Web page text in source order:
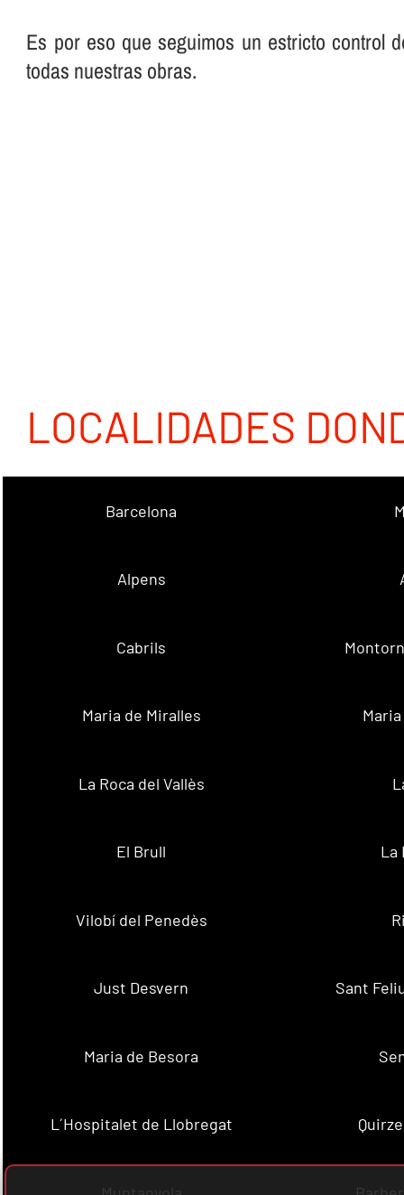
Es por eso que seguimos un estricto control
todas nuestras obras.
LOCALIDADES
Barcelona
Alpens
Cabrils
Maria de Miralles
La Roca del Vallès
El Brull La
Vilobí del Penedès
Just Desvern Sant
Maria de Besora
L´Hospitalet de Llobregat